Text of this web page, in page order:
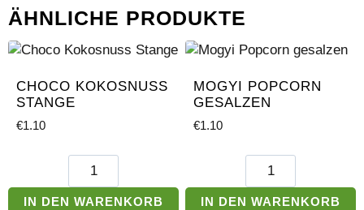
ÄHNLICHE PRODUKTE
CHOCO KOKOSNUSS
STANGE
€1.10
Choco
Kokosnuss
Stange
IN DEN WARENKORB
MOGYI POPCORN
GESALZEN
€1.10
Mogyi
Popcorn
gesalzen
IN DEN WARENKORB